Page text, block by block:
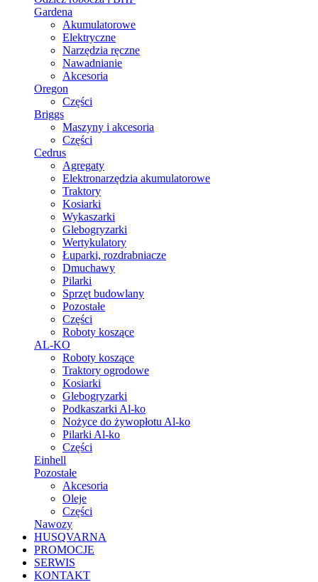
Gardena
Akumulatorowe
Elektryczne
Narzędzia ręczne
Nawadnianie
Akcesoria
Oregon
Części
Briggs
Maszyny i akcesoria
Części
Cedrus
Agregaty
Elektronarzędzia akumulatorowe
Traktory
Kosiarki
Wykaszarki
Glebogryzarki
Wertykulatory
Łuparki, rozdrabniacze
Dmuchawy
Pilarki
Sprzęt budowlany
Pozostałe
Części
Roboty koszące
AL-KO
Roboty koszące
Traktory ogrodowe
Kosiarki
Glebogryzarki
Podkaszarki Al-ko
Nożyce do żywopłotu Al-ko
Pilarki Al-ko
Części
Einhell
Pozostałe
Akcesoria
Oleje
Części
Nawozy
HUSQVARNA
PROMOCJE
SERWIS
KONTAKT